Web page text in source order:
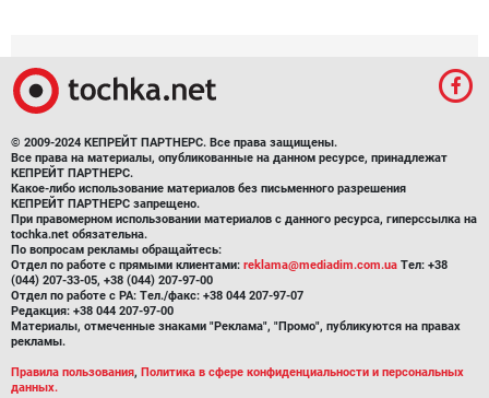
© 2009-2024 КЕПРЕЙТ ПАРТНЕРС. Все права защищены.
Все права на материалы, опубликованные на данном ресурсе, принадлежат
КЕПРЕЙТ ПАРТНЕРС.
Какое-либо использование материалов без письменного разрешения
КЕПРЕЙТ ПАРТНЕРС запрещено.
При правомерном использовании материалов с данного ресурса, гиперссылка на
tochka.net обязательна.
По вопросам рекламы обращайтесь:
Отдел по работе с прямыми клиентами: reklama@mediadim.com.ua Тел: +38
(044) 207-33-05, +38 (044) 207-97-00
Отдел по работе с РА: Тел./факс: +38 044 207-97-07
Редакция: +38 044 207-97-00
Материалы, отмеченные знаками "Реклама", "Промо", публикуются на правах
рекламы.
Правила пользования, Политика в сфере конфиденциальности и персональных
данных.